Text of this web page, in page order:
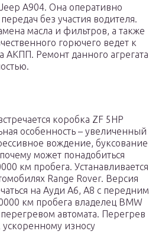
A904. Она оперативно
без участия водителя.
масла и фильтров, а также
горючего ведет к
АКПП. Ремонт данного агрегата
коробка ZF 5HP
особенность – увеличенный
вождение, буксование
может понадобиться
км пробега. Устанавливается
Range Rover. Версия
на Ауди A6, A8 с передним
км пробега владелец BMW
перегревом автомата. Перегрев
износу